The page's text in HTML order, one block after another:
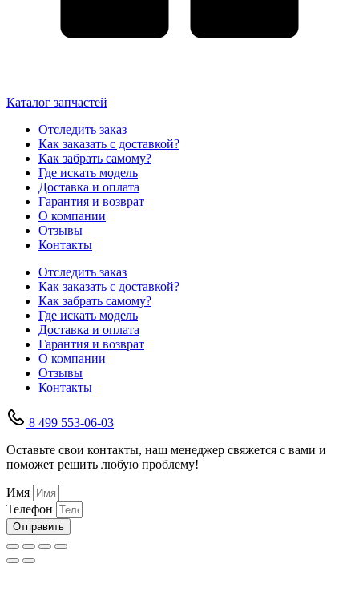
Каталог запчастей
Отследить заказ
Как заказать с доставкой?
Как забрать самому?
Где искать модель
Доставка и оплата
Гарантия и возврат
О компании
Отзывы
Контакты
Отследить заказ
Как заказать с доставкой?
Как забрать самому?
Где искать модель
Доставка и оплата
Гарантия и возврат
О компании
Отзывы
Контакты
8 499 553-06-03
Оставьте свои контакты, наш менеджер свяжется с вами и
поможет решить любую проблему!
Имя
Телефон
Отправить